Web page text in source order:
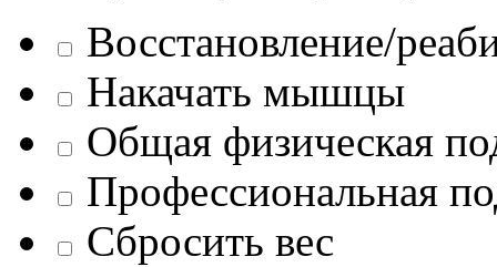
Восстановление/
Накачать мышцы
Общая физическая
Профессиональная
Сбросить вес